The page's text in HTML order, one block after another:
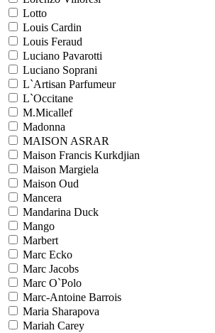
Lotto
Louis Cardin
Louis Feraud
Luciano Pavarotti
Luciano Soprani
L`Artisan Parfumeur
L`Occitane
M.Micallef
Madonna
MAISON ASRAR
Maison Francis Kurkdjian
Maison Margiela
Maison Oud
Mancera
Mandarina Duck
Mango
Marbert
Marc Ecko
Marc Jacobs
Marc O`Polo
Marc-Antoine Barrois
Maria Sharapova
Mariah Carey